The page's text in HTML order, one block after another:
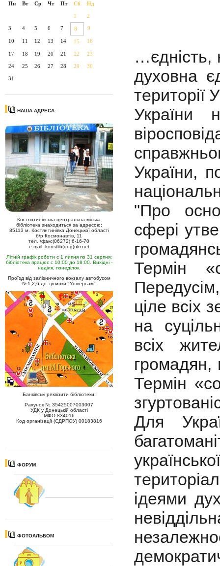
Пн
Вт Ср Чт Пт Сб Нд
1 2
3 4 5 6 7 8 9
10 11 12 13 14 15 16
17 18 19 20 21 22 23
24 25 26 27 28 29 30
31
НАША АДРЕСА:
Костянтинівська центральна міська
бібліотека знаходиться за адресою:
85113 м. Костянтинівка Донецької області
б/р Космонавтів, 11
тел. /факс(06272) 6-16-70
e-mail: konstlib(dog)ukr.net
Літній графік роботи с 1 липня по 31 серпня:
бібліотека працює с 10:00 до 18:00. Вихідні -
неділя, понеділок.
Проїзд від залізничного вокзалу автобусом
№1,2,6 до зупинки "Універсам"
Банківські реквізити бібліотеки:
Рахунок № 35425007003007
УДК у Донецькій області
МФО 834016
Код організації (ЄДРПОУ) 00183816
ФОРУМ
ФОТОАЛЬБОМ
…єдність,
духовна
території
України
України,
"Про
сфері
Термін
ціле всіх
на
всіх
громадян,
Термін
Для
ідеями